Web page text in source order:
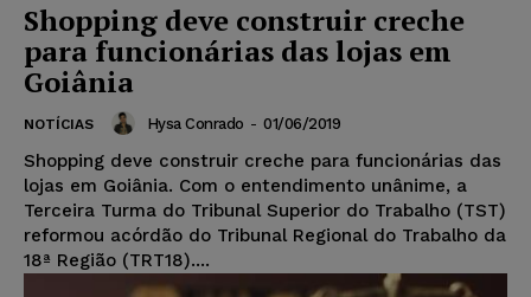
Shopping deve construir creche
para funcionárias das lojas em
Goiânia
NOTÍCIAS Hysa Conrado - 01/06/2019
Shopping deve construir creche para funcionárias das
lojas em Goiânia. Com o entendimento unânime, a
Terceira Turma do Tribunal Superior do Trabalho (TST)
reformou acórdão do Tribunal Regional do Trabalho da
18ª Região (TRT18)....